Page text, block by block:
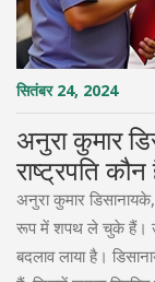
सितंबर 24, 2024
अनुरा कुमार
राष्ट्रपति
अनुरा कुमार डिसानायके,
रूप में शपथ ले चुके हैं।
बदलाव लाया है।